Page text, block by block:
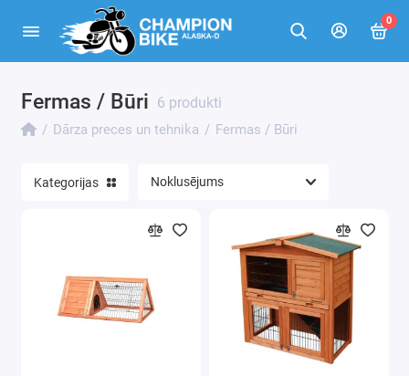
0
Fermas / Būri 6 produkti
Dārza preces un tehnika Fermas / Būri
Dārza tehnika
Fermas / Būri
Putniem
UV lampas augu audzēšanai
Kategorijas